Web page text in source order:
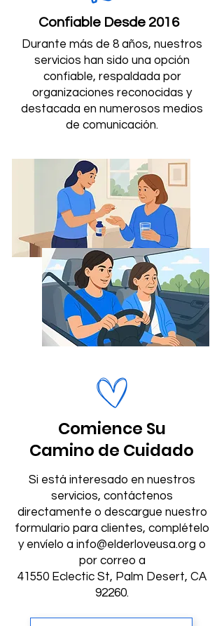
Confiable Desde 2016
Durante más de 8 años, nuestros
servicios han sido una opción
confiable, respaldada por
organizaciones reconocidas y
destacada en numerosos medios
de comunicación.
Comience Su
Camino de Cuidado
Si está interesado en nuestros
servicios, contáctenos
directamente o descargue nuestro
formulario para clientes, complételo
y envíelo a info@elderloveusa.org o
por correo a
41550 Eclectic St, Palm Desert, CA
92260.